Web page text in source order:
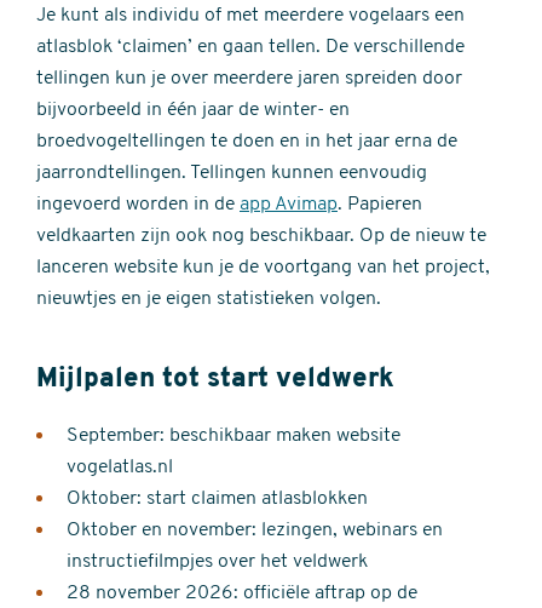
Je kunt als individu of met meerdere vogelaars een
atlasblok ‘claimen’ en gaan tellen. De verschillende
tellingen kun je over meerdere jaren spreiden door
bijvoorbeeld in één jaar de winter- en
broedvogeltellingen te doen en in het jaar erna de
jaarrondtellingen. Tellingen kunnen eenvoudig
ingevoerd worden in de app Avimap. Papieren
veldkaarten zijn ook nog beschikbaar. Op de nieuw te
lanceren website kun je de voortgang van het project,
nieuwtjes en je eigen statistieken volgen.
Mijlpalen tot start veldwerk
September: beschikbaar maken website
vogelatlas.nl
Oktober: start claimen atlasblokken
Oktober en november: lezingen, webinars en
instructiefilmpjes over het veldwerk
28 november 2026: officiële aftrap op de